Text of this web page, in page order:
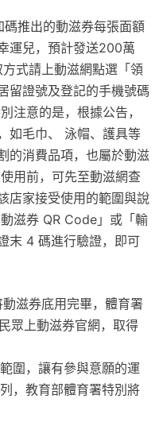
碼推出的動滋券每張面額
運兒，預計發送200萬
式請上動滋網點選「領
留證號及登記的手機號碼
注意的是，根據公告，
如毛巾、 泳帽、護具等
的消費品項，也屬於動滋
用前，可先至動滋網查
店家接受使用的範圍與說
滋券 QR Code」或「輸
末 4 碼進行驗證，即可
滋券底用完畢，體育署
眾上動滋券官網，取得
圍，讓有參與意願的運
，教育部體育署特別將